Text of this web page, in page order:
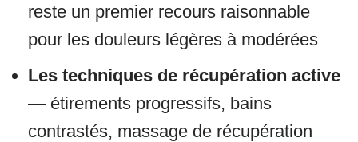
reste un premier recours raisonnable
pour les douleurs légères à modérées
Les techniques de récupération active
— étirements progressifs, bains
contrastés, massage de récupération